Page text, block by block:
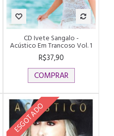
CD Ivete Sangalo -
Acústico Em Trancoso Vol. 1
R$37,90
COMPRAR
ESGOTADO